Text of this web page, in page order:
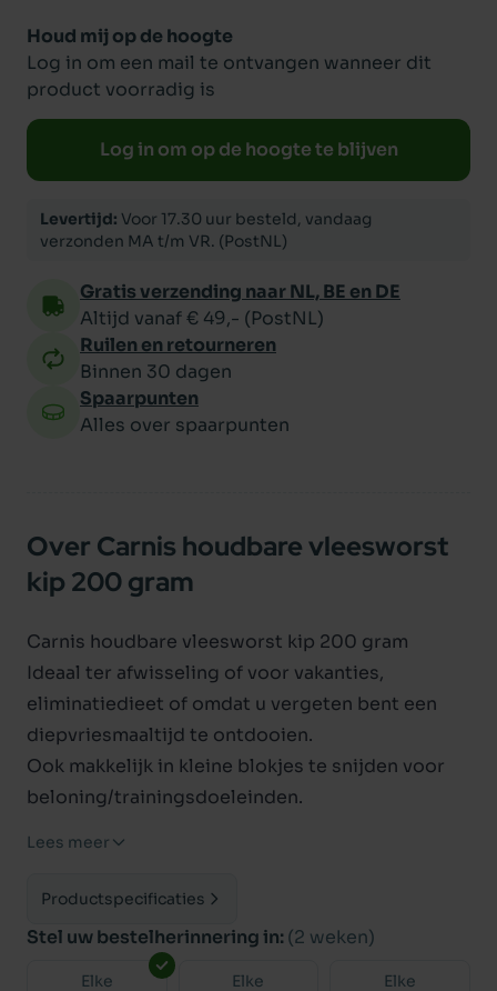
Houd mij op de hoogte
Log in om een mail te ontvangen wanneer dit
product voorradig is
Log in om op de hoogte te blijven
Levertijd: Voor 17.30 uur besteld, vandaag
verzonden MA t/m VR. (PostNL)
Gratis verzending naar NL, BE en DE
Altijd vanaf € 49,- (PostNL)
Ruilen en retourneren
Binnen 30 dagen
Spaarpunten
Alles over spaarpunten
Over Carnis houdbare vleesworst
kip 200 gram
Carnis houdbare vleesworst kip 200 gram
Ideaal ter afwisseling of voor vakanties,
eliminatiedieet of omdat u vergeten bent een
diepvriesmaaltijd te ontdooien.
Ook makkelijk in kleine blokjes te snijden voor
beloning/trainingsdoeleinden.
Toevoegingen (per kg):
vitamine B1 - 2 mg, vitamine B2 - 2 mg, vitamine
B6 - 1 mg, vitamine B9 - 0,2 mg, vitamine B12 - 20
Lees meer
Productspecificaties
Stel uw bestelherinnering in: (2 weken)
Elke
Elke
Elke